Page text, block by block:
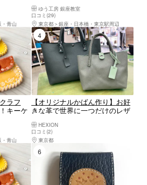
青山
ゆう工房 銀座教室
口コミ(29)
東京都
銀座・日本橋・東京駅周辺
ラフ
キーケ
青山
4位
【オリジナルかばん作り】お好
きな革で世界に一つだけのレザ
HEXION
口コミ(2)
東京都
6位